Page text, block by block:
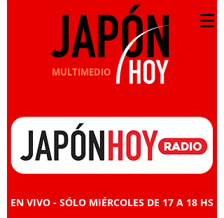
MULTIMEDIO
EN VIVO - SÓLO MIÉRCOLES DE 17 A 18 HS